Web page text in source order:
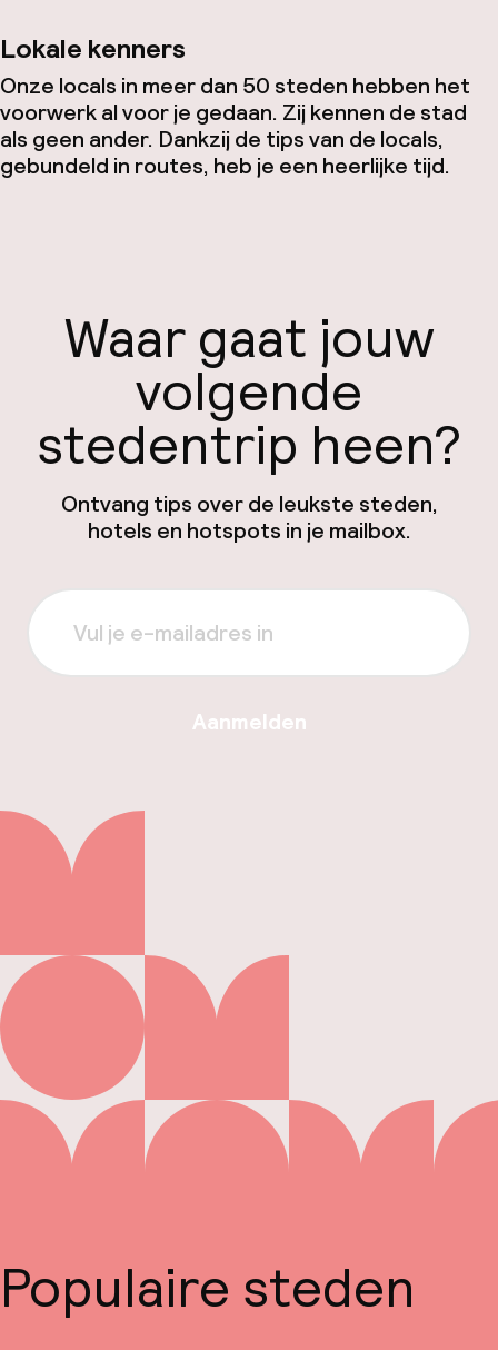
Lokale kenners
Onze locals in meer dan 50 steden hebben het
voorwerk al voor je gedaan. Zij kennen de stad
als geen ander. Dankzij de tips van de locals,
gebundeld in routes, heb je een heerlijke tijd.
Waar gaat jouw
volgende
stedentrip heen?
Ontvang tips over de leukste steden,
hotels en hotspots in je mailbox.
Aanmelden
Populaire steden